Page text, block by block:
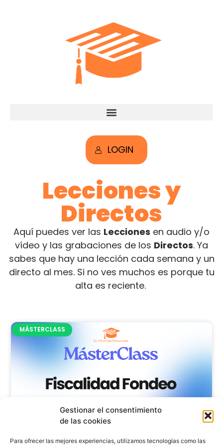
Gestionar el consentimiento
de las cookies
Para ofrecer las mejores experiencias, utilizamos tecnologías como las
LOGIN
Lecciones y
Directos
Aquí puedes ver las Lecciones en audio y/o
vídeo y las grabaciones de los Directos. Ya
sabes que hay una lección cada semana y un
directo al mes. Si no ves muchos es porque tu
alta es reciente.
MÁSTERCLASS